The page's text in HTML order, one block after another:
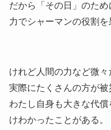
だから「その日」のた
力でシャーマンの役割を
けれど人間の力など微々
実際にたくさんの方が被
わたし自身も大きな代
けわかったことがある。